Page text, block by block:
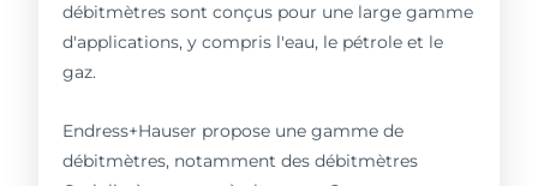
débitmètres sont conçus pour une large gamme
d'applications, y compris l'eau, le pétrole et le
gaz.
Endress+Hauser propose une gamme de
débitmètres, notamment des débitmètres